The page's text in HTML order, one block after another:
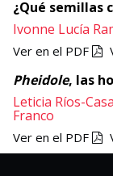
¿Qué semillas
Ivonne Lucía
Ver en el PDF
Pheidole, las
Leticia Ríos-
Franco
Ver en el PDF